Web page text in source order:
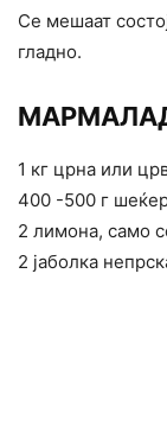
Се мешаат
гладно.
1 кг црна или
400 -500 г
2 лимона, само
2 јаболка